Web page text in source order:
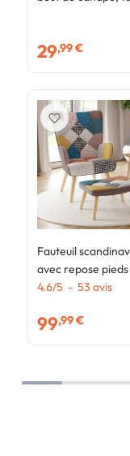
29,99 €
Fauteuil
avec repose pieds
tissu patchwork
4.6/5 - 53 avis
99,99 €
favorite_border